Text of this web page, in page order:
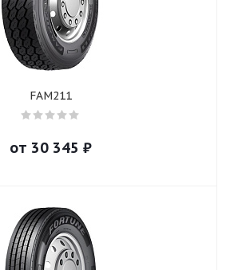
FAM211
от 30 345 ₽